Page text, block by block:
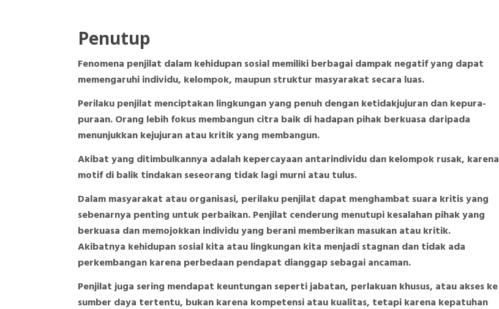
Penutup
Fenomena penjilat dalam kehidupan sosial memiliki berbagai dampak negatif yang dapat
memengaruhi individu, kelompok, maupun struktur masyarakat secara luas.
Perilaku penjilat menciptakan lingkungan yang penuh dengan ketidakjujuran dan kepura-
puraan. Orang lebih fokus membangun citra baik di hadapan pihak berkuasa daripada
menunjukkan kejujuran atau kritik yang membangun.
Akibat yang ditimbulkannya adalah kepercayaan antarindividu dan kelompok rusak, karena
motif di balik tindakan seseorang tidak lagi murni atau tulus.
Dalam masyarakat atau organisasi, perilaku penjilat dapat menghambat suara kritis yang
sebenarnya penting untuk perbaikan. Penjilat cenderung menutupi kesalahan pihak yang
berkuasa dan memojokkan individu yang berani memberikan masukan atau kritik.
Akibatnya kehidupan sosial kita atau lingkungan kita menjadi stagnan dan tidak ada
perkembangan karena perbedaan pendapat dianggap sebagai ancaman.
Penjilat juga sering mendapat keuntungan seperti jabatan, perlakuan khusus, atau akses ke
sumber daya tertentu, bukan karena kompetensi atau kualitas, tetapi karena kepatuhan